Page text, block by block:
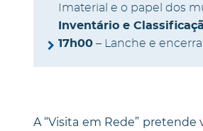
Imaterial e o papel dos
Inventário e
17h00 – Lanche e
A “Visita em Rede”